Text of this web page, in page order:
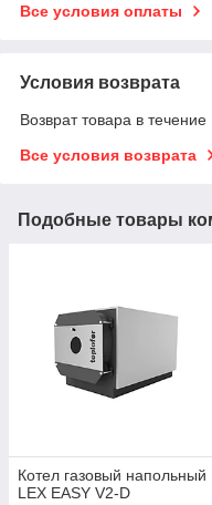
Все условия оплаты
Условия возврата
Возврат товара в
Все условия возврата
Подобные товары
Котел газовый напольный
LEX EASY V2-D